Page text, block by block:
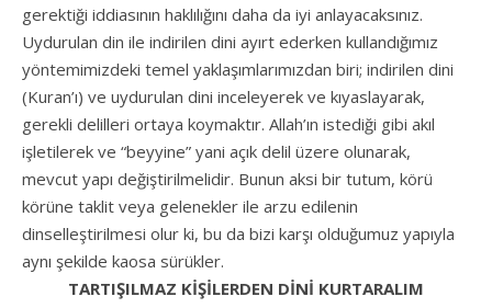
gerektiği iddiasının haklılığını daha da iyi anlayacaksınız.
Uydurulan din ile indirilen dini ayırt ederken kullandığımız
yöntemimizdeki temel yaklaşımlarımızdan biri; indirilen dini
(Kuran’ı) ve uydurulan dini inceleyerek ve kıyaslayarak,
gerekli delilleri ortaya koymaktır. Allah’ın istediği gibi akıl
işletilerek ve “beyyine” yani açık delil üzere olunarak,
mevcut yapı değiştirilmelidir. Bunun aksi bir tutum, körü
körüne taklit veya gelenekler ile arzu edilenin
dinselleştirilmesi olur ki, bu da bizi karşı olduğumuz yapıyla
aynı şekilde kaosa sürükler.
TARTIŞILMAZ KİŞİLERDEN DİNİ KURTARALIM